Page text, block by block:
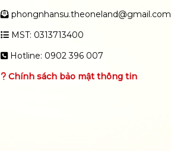
phongnhansu.theoneland@gmail.com
MST: 0313713400
Hotline: 0902 396 007
Chính sách bảo mật thông tin